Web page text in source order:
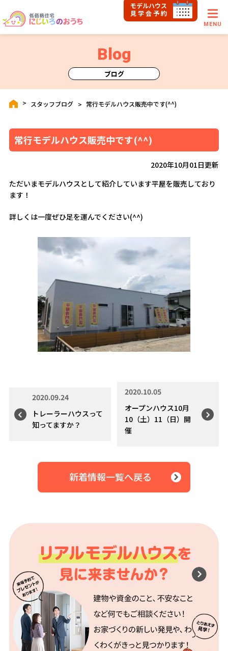
モデルハウス
見学会予約
MENU
ブログ
Blog
スタッフブログ 常行モデルハウス販売中です(^^)
常行モデルハウス販売中です(^^)
2020年10月01日更新
ただいまモデルハウスとして紹介しています平屋を販売しており
ます！
詳しくは一度ぜひ足を運んでください(^^)
2020.09.24
トレーラーハウスって
知ってますか？
2020.10.05
オープンハウス10月
10（土）11（日）開
催
新着情報一覧へ戻る